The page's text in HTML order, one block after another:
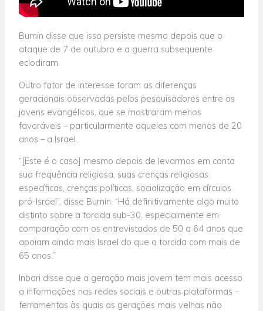
Bumin disse que isso persiste mesmo depois que o
ataque de 7 de outubro e a guerra subsequente
eclodiram.
Outro fator de interesse foram as diferenças
geracionais observadas pelos pesquisadores entre os
jovens evangélicos, que se mostraram menos
favoráveis – particularmente aqueles com menos de 20
anos – a Israel.
“[Este é o caso] mesmo depois de levarmos em conta
sua frequência religiosa, suas crenças religiosas
específicas, crenças políticas, socialização em círculos
pró-Israel”, disse Bumin. “Há definitivamente algo muito
distinto sobre a torcida sub-30, especialmente em
comparação com os entrevistados de 50 a 64 anos que
apoiam ainda mais Israel do que a torcida com mais de
65 anos.”
Inbari disse que a geração mais jovem tem mais acesso
a informações nas redes sociais e outras plataformas –
ferramentas às quais as gerações mais velhas não